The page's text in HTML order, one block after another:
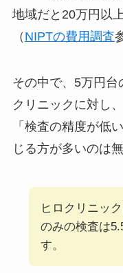
地域だと20万円以
（ NIPTの費用調査
その中で、5万円台
クリニックに対し
「検査の精度が低
じる方が多いのは
ヒロクリニッ
のみの検査は
す。